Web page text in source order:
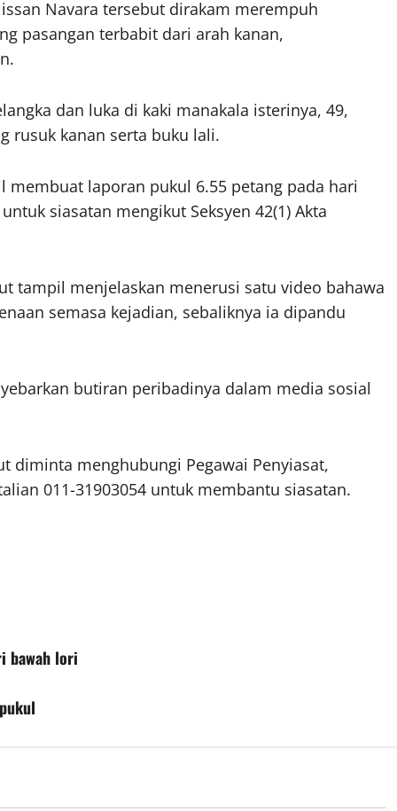
Navara tersebut dirakam merempuh
pasangan terbabit dari arah kanan,
dan luka di kaki manakala isterinya, 49,
rusuk kanan serta buku lali.
laporan pukul 6.55 petang pada hari
siasatan mengikut Seksyen 42(1) Akta
tampil menjelaskan menerusi satu video bahawa
semasa kejadian, sebaliknya ia dipandu
butiran peribadinya dalam media sosial
diminta menghubungi Pegawai Penyiasat,
011-31903054 untuk membantu siasatan.
bawah lori